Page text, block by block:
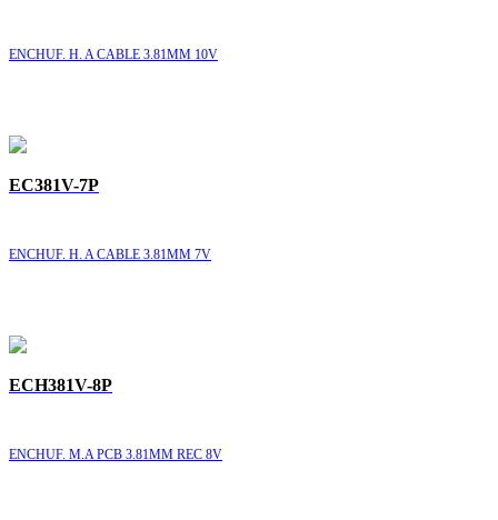
ENCHUF. H. A CABLE 3.81MM 10V
EC381V-7P
ENCHUF. H. A CABLE 3.81MM 7V
ECH381V-8P
ENCHUF. M.A PCB 3.81MM REC 8V